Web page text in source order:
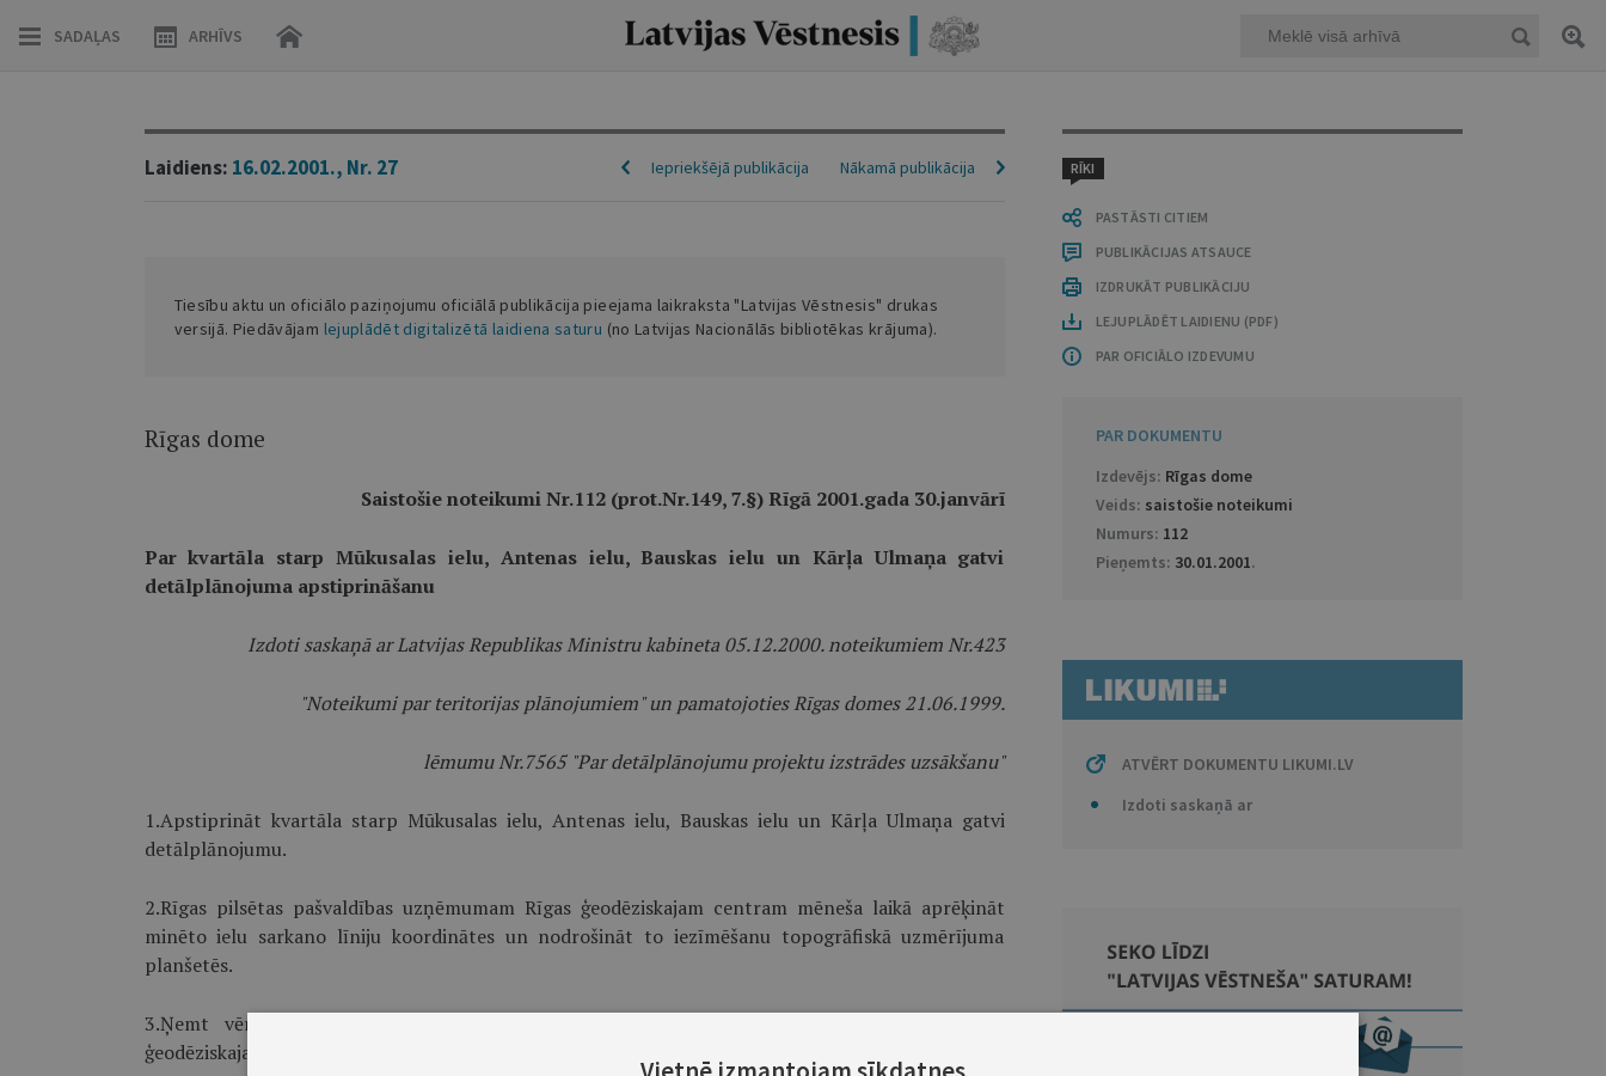
SADAĻAS ARHĪVS
RĪKI
PASTĀSTI CITIEM
PUBLIKĀCIJAS ATSAUCE
IZDRUKĀT PUBLIKĀCIJU
LEJUPLĀDĒT LAIDIENU (PDF)
PAR OFICIĀLO IZDEVUMU
PAR DOKUMENTU
Izdevējs: Rīgas dome
Veids: saistošie noteikumi
Numurs: 112
Pieņemts: 30.01.2001.
ATVĒRT DOKUMENTU LIKUMI.LV
Izdoti saskaņā ar
Laidiens: 16.02.2001., Nr. 27 Nākamā publikācija
Iepriekšējā publikācija
Tiesību aktu un oficiālo paziņojumu oficiālā publikācija pieejama laikraksta "Latvijas Vēstnesis" drukas
versijā. Piedāvājam lejuplādēt digitalizētā laidiena saturu (no Latvijas Nacionālās bibliotēkas krājuma).
Rīgas dome
Saistošie noteikumi Nr.112 (prot.Nr.149, 7.§) Rīgā 2001.gada 30.janvārī
Par kvartāla starp Mūkusalas ielu, Antenas ielu, Bauskas ielu un Kārļa Ulmaņa gatvi
detālplānojuma apstiprināšanu
Izdoti saskaņā ar Latvijas Republikas Ministru kabineta 05.12.2000. noteikumiem Nr.423
"Noteikumi par teritorijas plānojumiem" un pamatojoties Rīgas domes 21.06.1999.
lēmumu Nr.7565 "Par detālplānojumu projektu izstrādes uzsākšanu"
1.Apstiprināt kvartāla starp Mūkusalas ielu, Antenas ielu, Bauskas ielu un Kārļa Ulmaņa gatvi
detālplānojumu.
2.Rīgas pilsētas pašvaldības uzņēmumam Rīgas ģeodēziskajam centram mēneša laikā aprēķināt
minēto ielu sarkano līniju koordinātes un nodrošināt to iezīmēšanu topogrāfiskā uzmērījuma
planšetēs.
3.Ņemt vērā, ka pasūtītāja akciju sabiedrība "Latvijas finieris" samaksās Ls 21,24 Rīgas
ģeodēziskajam centram par saistošo noteikumu 2.punktā minēto darbu izpildi.